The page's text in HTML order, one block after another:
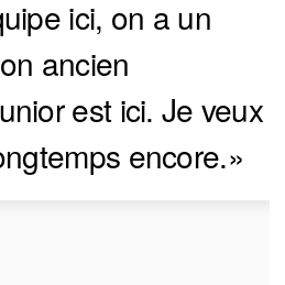
ici, on a un
ancien
est ici. Je veux
encore.»